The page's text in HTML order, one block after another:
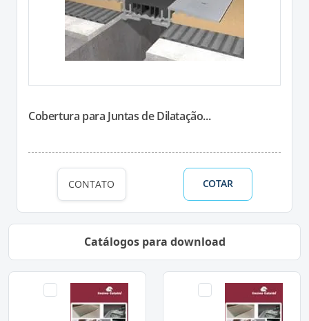
Cobertura para Juntas de Dilatação...
CONTATO COTAR
Catálogos para download